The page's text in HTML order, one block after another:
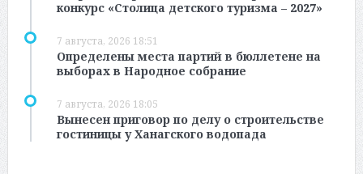
конкурс «Столица детского туризма – 2027»
7 августа, 2026 18:51
Определены места партий в бюллетене на
выборах в Народное собрание
7 августа, 2026 18:05
Вынесен приговор по делу о строительстве
гостиницы у Ханагского водопада